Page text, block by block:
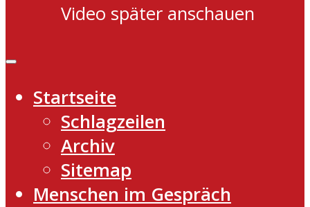
Video später anschauen
Startseite
Schlagzeilen
Archiv
Sitemap
Menschen im Gespräch